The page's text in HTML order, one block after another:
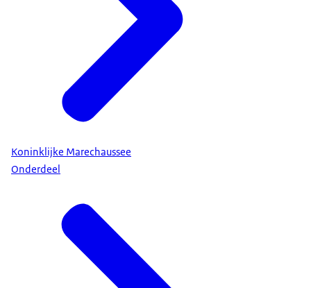
Koninklijke Marechaussee
Onderdeel